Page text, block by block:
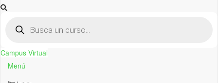
Campus Virtual
Menú